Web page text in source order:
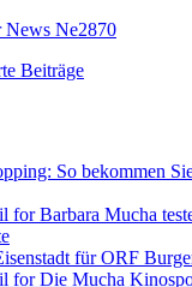
News Ne2870
Beiträge
So bekommen
für ORF